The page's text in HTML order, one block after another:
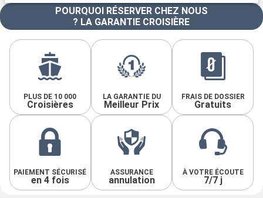
POURQUOI RÉSERVER CHEZ NOUS
? LA GARANTIE CROISIÈRE
PLUS DE 10 000
Croisières
LA GARANTIE DU
Meilleur Prix
FRAIS DE DOSSIER
Gratuits
PAIEMENT SÉCURISÉ
en 4 fois
ASSURANCE
annulation
À VOTRE ÉCOUTE
7/7 j